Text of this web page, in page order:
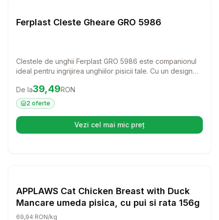
Ferplast Cleste Gheare GRO 5986
Clestele de unghii Ferplast GRO 5986 este companionul
ideal pentru ingrijirea unghiilor pisicii tale. Cu un design
taierea unghiilor o activitate usoara si placuta pentru tine
si pisicuta ta.
Preț:39.49 RON
De la39,49RON
2 oferte
Vezi cel mai mic preț(se deschide într-o filă nouă)
APPLAWS Cat Chicken Breast with Duck
Mancare umeda pisica, cu pui si rata 156g
69,94 RON/kg